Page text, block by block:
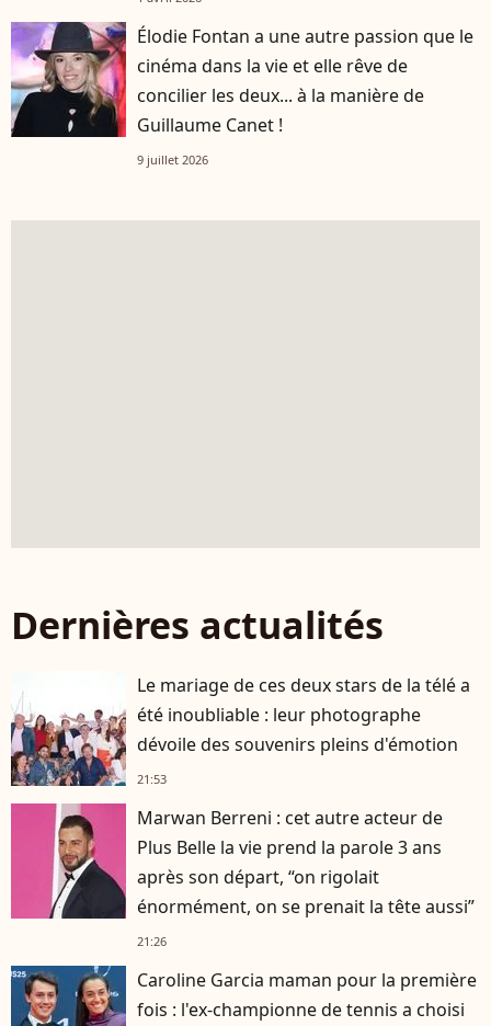
Élodie Fontan a une autre passion que le
cinéma dans la vie et elle rêve de
concilier les deux... à la manière de
Guillaume Canet !
9 juillet 2026
Dernières actualités
Le mariage de ces deux stars de la télé a
été inoubliable : leur photographe
dévoile des souvenirs pleins d'émotion
21:53
Marwan Berreni : cet autre acteur de
Plus Belle la vie prend la parole 3 ans
après son départ, “on rigolait
énormément, on se prenait la tête aussi”
21:26
Caroline Garcia maman pour la première
fois : l'ex-championne de tennis a choisi